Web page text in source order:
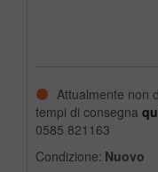
Attualmente non
tempi di consegna
0585 821163
Condizione: Nuovo